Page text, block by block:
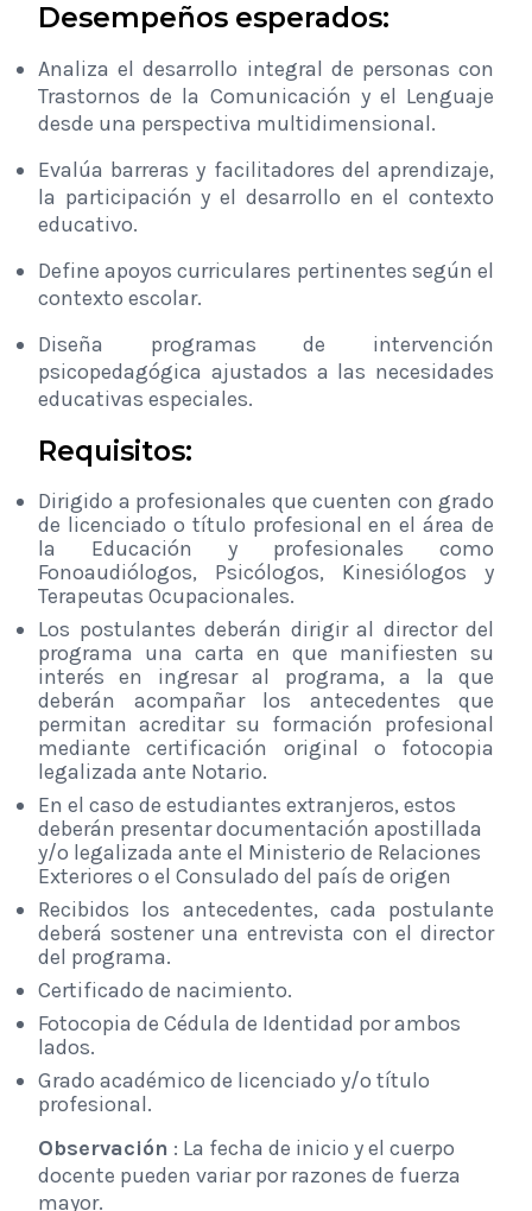
Desempeños esperados:
Analiza el desarrollo integral de personas con
Trastornos de la Comunicación y el Lenguaje
desde una perspectiva multidimensional.
Evalúa barreras y facilitadores del aprendizaje,
la participación y el desarrollo en el contexto
educativo.
Define apoyos curriculares pertinentes según el
contexto escolar.
Diseña programas de intervención
psicopedagógica ajustados a las necesidades
educativas especiales.
Requisitos:
Dirigido a profesionales que cuenten con grado
de licenciado o título profesional en el área de
la Educación y profesionales como
Fonoaudiólogos, Psicólogos, Kinesiólogos y
Terapeutas Ocupacionales.
Los postulantes deberán dirigir al director del
programa una carta en que manifiesten su
interés en ingresar al programa, a la que
deberán acompañar los antecedentes que
permitan acreditar su formación profesional
mediante certificación original o fotocopia
legalizada ante Notario.
En el caso de estudiantes extranjeros, estos
deberán presentar documentación apostillada
y/o legalizada ante el Ministerio de Relaciones
Exteriores o el Consulado del país de origen
Recibidos los antecedentes, cada postulante
deberá sostener una entrevista con el director
del programa.
Certificado de nacimiento.
Fotocopia de Cédula de Identidad por ambos
lados.
Grado académico de licenciado y/o título
profesional.
Observación : La fecha de inicio y el cuerpo
docente pueden variar por razones de fuerza
mayor.